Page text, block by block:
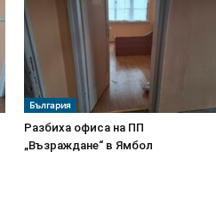
България
Разбиха офиса на ПП
„Възраждане“ в Ямбол